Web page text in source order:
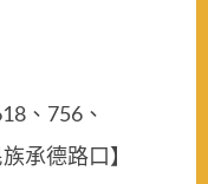
、756、
承德路口】